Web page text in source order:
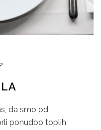
da smo od
ponudbo toplih